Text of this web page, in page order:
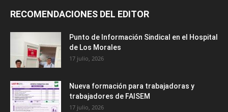
RECOMENDACIONES DEL EDITOR
Punto de Información Sindical en el Hospital
de Los Morales
17 julio, 2026
Nueva formación para trabajadoras y
trabajadores de FAISEM
17 julio, 2026